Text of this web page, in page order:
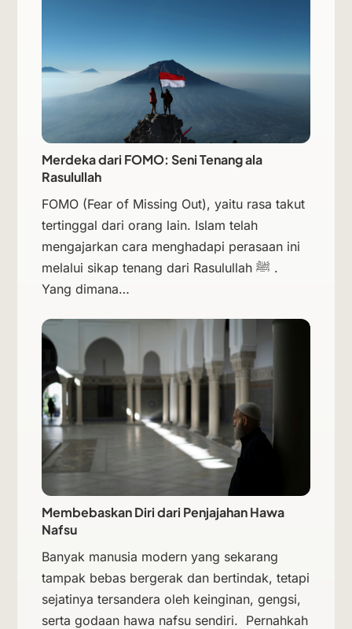
Merdeka dari FOMO: Seni Tenang ala
Rasulullah
FOMO (Fear of Missing Out), yaitu rasa takut
tertinggal dari orang lain. Islam telah
mengajarkan cara menghadapi perasaan ini
melalui sikap tenang dari Rasulullah ﷺ .
Yang dimana…
Membebaskan Diri dari Penjajahan Hawa
Nafsu
Banyak manusia modern yang sekarang
tampak bebas bergerak dan bertindak, tetapi
sejatinya tersandera oleh keinginan, gengsi,
serta godaan hawa nafsu sendiri. Pernahkah